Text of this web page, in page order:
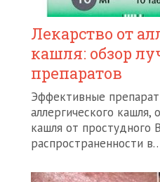
Лекарство от
кашля: обзор
препаратов
Эффективные
аллергического кашля,
кашля от простудного
распространенности